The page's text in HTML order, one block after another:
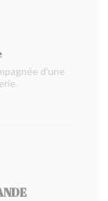
d'une